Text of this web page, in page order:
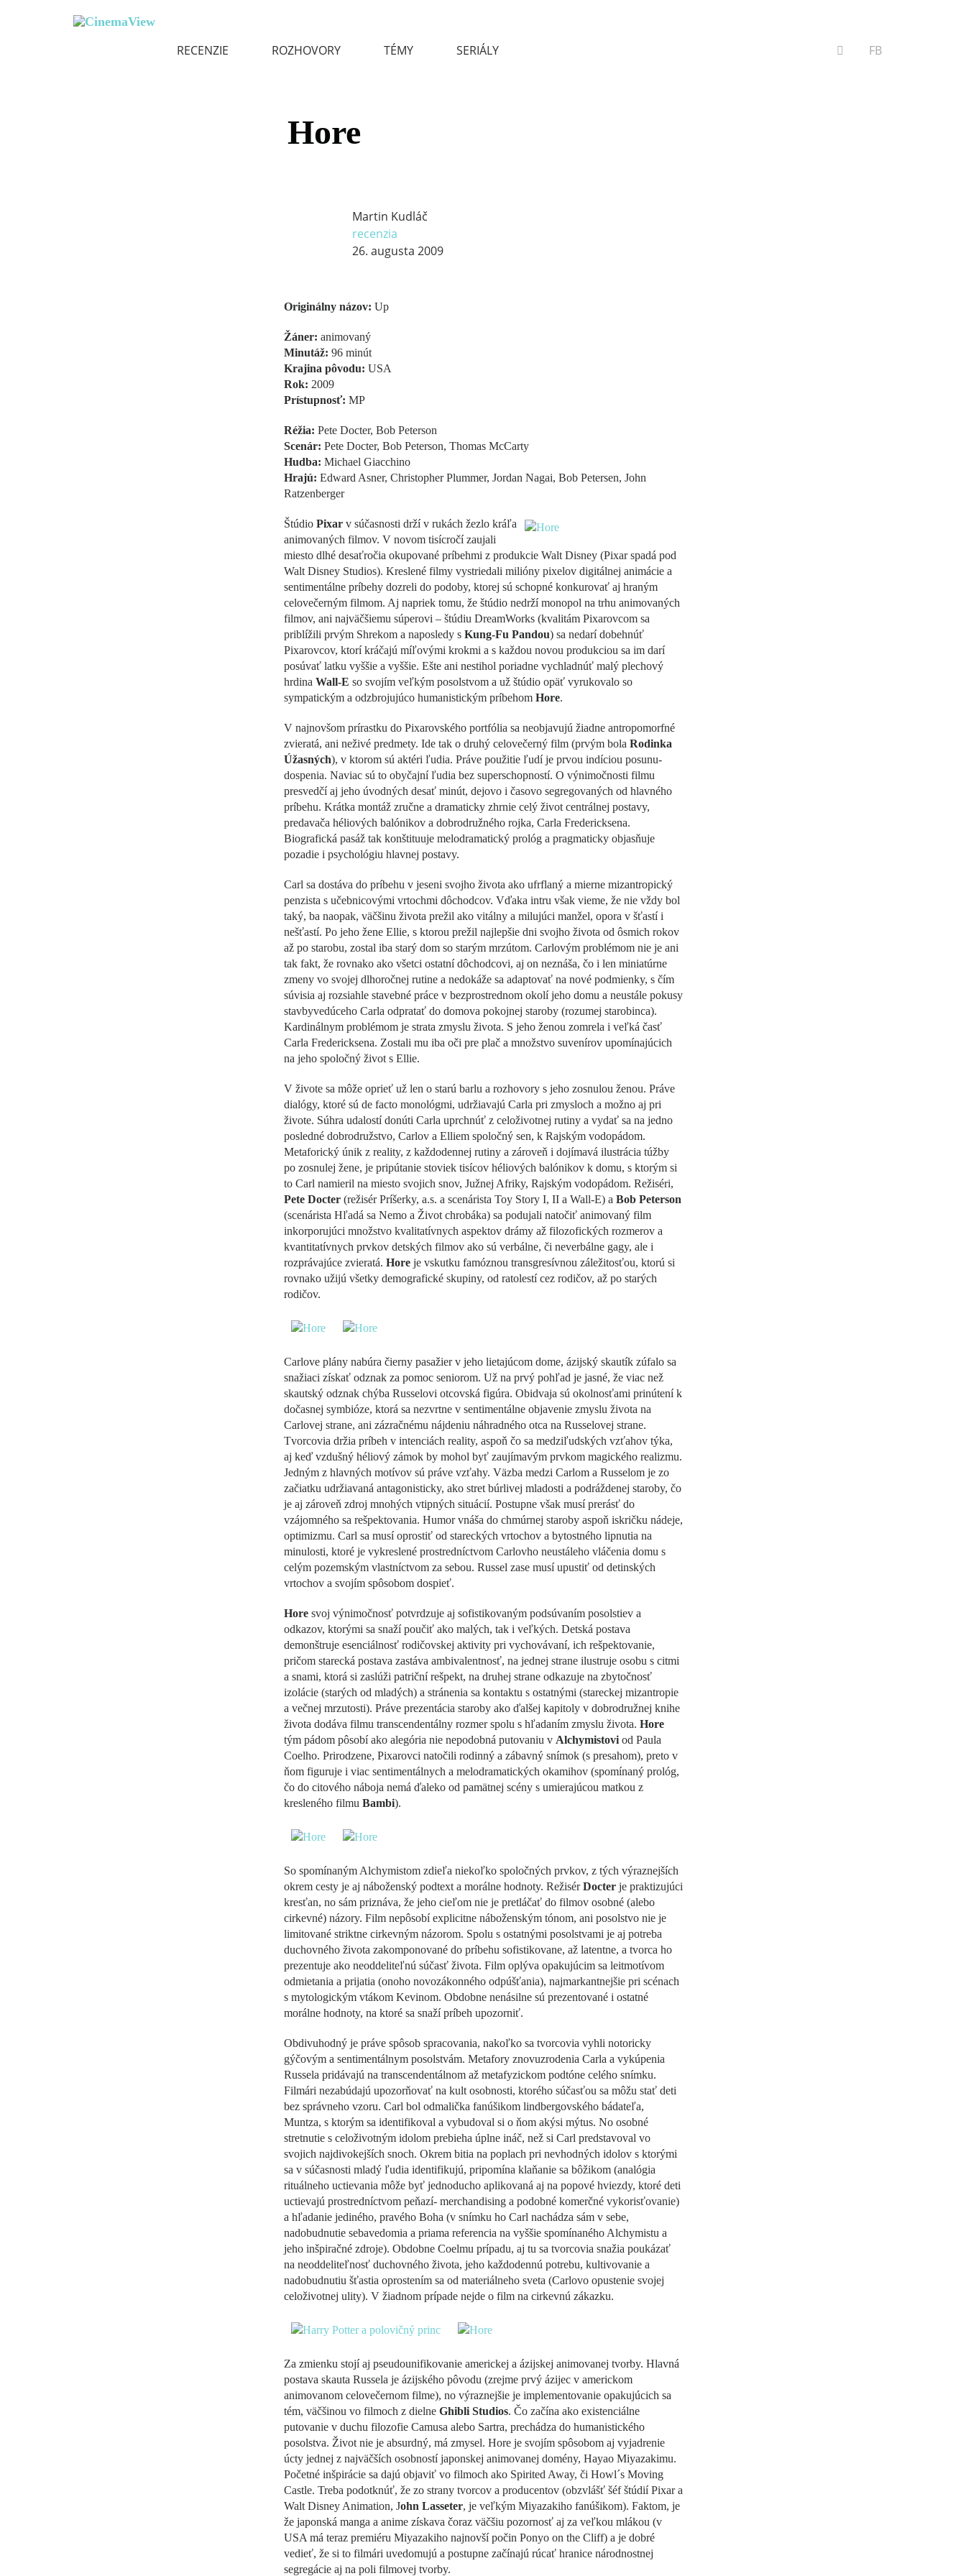
RECENZIE ROZHOVORY TÉMY SERIÁLY VYHĽADÁVANIE
FB
Hore
Martin Kudláč
recenzia
26. augusta 2009
Originálny názov: Up
Žáner: animovaný
Minutáž: 96 minút
Krajina pôvodu: USA
Rok: 2009
Prístupnosť: MP
Réžia: Pete Docter, Bob Peterson
Scenár: Pete Docter, Bob Peterson, Thomas McCarty
Hudba: Michael Giacchino
Hrajú: Edward Asner, Christopher Plummer, Jordan Nagai, Bob Petersen, John
Ratzenberger
Štúdio Pixarv súčasnosti drží v rukách žezlo kráľa
animovaných filmov. V novom tisícročí zaujali
miesto dlhé desaťročia okupované príbehmi z produkcie Walt Disney (Pixar spadá pod
Walt Disney Studios). Kreslené filmy vystriedali milióny pixelov digitálnej animácie a
sentimentálne príbehy dozreli do podoby, ktorej sú schopné konkurovať aj hraným
celovečerným filmom. Aj napriek tomu, že štúdio nedrží monopol na trhu animovaných
filmov, ani najväčšiemu súperovi – štúdiu DreamWorks (kvalitám Pixarovcom sa
priblížili prvým Shrekom a naposledy s Kung-Fu Pandou) sa nedarí dobehnúť
Pixarovcov, ktorí kráčajú míľovými krokmi a s každou novou produkciou sa im darí
posúvať latku vyššie a vyššie. Ešte ani nestihol poriadne vychladnúť malý plechový
hrdina Wall-E so svojím veľkým posolstvom a už štúdio opäť vyrukovalo so
sympatickým a odzbrojujúco humanistickým príbehom Hore.
V najnovšom prírastku do Pixarovského portfólia sa neobjavujú žiadne antropomorfné
zvieratá, ani neživé predmety. Ide tak o druhý celovečerný film (prvým bola Rodinka
Úžasných), v ktorom sú aktéri ľudia. Práve použitie ľudí je prvou indíciou posunu-
dospenia. Naviac sú to obyčajní ľudia bez superschopností. O výnimočnosti filmu
presvedčí aj jeho úvodných desať minút, dejovo i časovo segregovaných od hlavného
príbehu. Krátka montáž zručne a dramaticky zhrnie celý život centrálnej postavy,
predavača héliových balónikov a dobrodružného rojka, Carla Fredericksena.
Biografická pasáž tak konštituuje melodramatický prológ a pragmaticky objasňuje
pozadie i psychológiu hlavnej postavy.
Carl sa dostáva do príbehu v jeseni svojho života ako ufrflaný a mierne mizantropický
penzista s učebnicovými vrtochmi dôchodcov. Vďaka intru však vieme, že nie vždy bol
taký, ba naopak, väčšinu života prežil ako vitálny a milujúci manžel, opora v šťastí i
nešťastí. Po jeho žene Ellie, s ktorou prežil najlepšie dni svojho života od ôsmich rokov
až po starobu, zostal iba starý dom so starým mrzútom. Carlovým problémom nie je ani
tak fakt, že rovnako ako všetci ostatní dôchodcovi, aj on neznáša, čo i len miniatúrne
zmeny vo svojej dlhoročnej rutine a nedokáže sa adaptovať na nové podmienky, s čím
súvisia aj rozsiahle stavebné práce v bezprostrednom okolí jeho domu a neustále pokusy
stavbyvedúceho Carla odpratať do domova pokojnej staroby (rozumej starobinca).
Kardinálnym problémom je strata zmyslu života. S jeho ženou zomrela i veľká časť
Carla Fredericksena. Zostali mu iba oči pre plač a množstvo suvenírov upomínajúcich
na jeho spoločný život s Ellie.
V živote sa môže oprieť už len o starú barlu a rozhovory s jeho zosnulou ženou. Práve
dialógy, ktoré sú de facto monológmi, udržiavajú Carla pri zmysloch a možno aj pri
živote. Súhra udalostí donúti Carla uprchnúť z celoživotnej rutiny a vydať sa na jedno
posledné dobrodružstvo, Carlov a Elliem spoločný sen, k Rajským vodopádom.
Metaforický únik z reality, z každodennej rutiny a zároveň i dojímavá ilustrácia túžby
po zosnulej žene, je pripútanie stoviek tisícov héliových balónikov k domu, s ktorým si
to Carl namieril na miesto svojich snov, Južnej Afriky, Rajským vodopádom. Režiséri,
Pete Docter(režisér Príšerky, a.s. a scenárista Toy Story I, II a Wall-E) a Bob Peterson
(scenárista Hľadá sa Nemo a Život chrobáka) sa podujali natočiť animovaný film
inkorporujúci množstvo kvalitatívnych aspektov drámy až filozofických rozmerov a
kvantitatívnych prvkov detských filmov ako sú verbálne, či neverbálne gagy, ale i
rozprávajúce zvieratá. Horeje vskutku famóznou transgresívnou záležitosťou, ktorú si
rovnako užijú všetky demografické skupiny, od ratolestí cez rodičov, až po starých
rodičov.
Carlove plány nabúra čierny pasažier v jeho lietajúcom dome, ázijský skautík zúfalo sa
snažiaci získať odznak za pomoc seniorom. Už na prvý pohľad je jasné, že viac než
skautský odznak chýba Russelovi otcovská figúra. Obidvaja sú okolnosťami prinútení k
dočasnej symbióze, ktorá sa nezvrtne v sentimentálne objavenie zmyslu života na
Carlovej strane, ani zázračnému nájdeniu náhradného otca na Russelovej strane.
Tvorcovia držia príbeh v intenciách reality, aspoň čo sa medziľudských vzťahov týka,
aj keď vzdušný héliový zámok by mohol byť zaujímavým prvkom magického realizmu.
Jedným z hlavných motívov sú práve vzťahy. Väzba medzi Carlom a Russelom je zo
začiatku udržiavaná antagonisticky, ako stret búrlivej mladosti a podráždenej staroby, čo
je aj zároveň zdroj mnohých vtipných situácií. Postupne však musí prerásť do
vzájomného sa rešpektovania. Humor vnáša do chmúrnej staroby aspoň iskričku nádeje,
optimizmu. Carl sa musí oprostiť od stareckých vrtochov a bytostného lipnutia na
minulosti, ktoré je vykreslené prostredníctvom Carlovho neustáleho vláčenia domu s
celým pozemským vlastníctvom za sebou. Russel zase musí upustiť od detinských
vrtochov a svojím spôsobom dospieť.
Horesvoj výnimočnosť potvrdzuje aj sofistikovaným podsúvaním posolstiev a
odkazov, ktorými sa snaží poučiť ako malých, tak i veľkých. Detská postava
demonštruje esenciálnosť rodičovskej aktivity pri vychovávaní, ich rešpektovanie,
pričom starecká postava zastáva ambivalentnosť, na jednej strane ilustruje osobu s citmi
a snami, ktorá si zaslúži patriční rešpekt, na druhej strane odkazuje na zbytočnosť
izolácie (starých od mladých) a stránenia sa kontaktu s ostatnými (stareckej mizantropie
a večnej mrzutosti). Práve prezentácia staroby ako ďalšej kapitoly v dobrodružnej knihe
života dodáva filmu transcendentálny rozmer spolu s hľadaním zmyslu života. Hore
tým pádom pôsobí ako alegória nie nepodobná putovaniu v Alchymistoviod Paula
Coelho. Prirodzene, Pixarovci natočili rodinný a zábavný snímok (s presahom), preto v
ňom figuruje i viac sentimentálnych a melodramatických okamihov (spomínaný prológ,
čo do citového náboja nemá ďaleko od pamätnej scény s umierajúcou matkou z
kresleného filmu Bambi).
So spomínaným Alchymistom zdieľa niekoľko spoločných prvkov, z tých výraznejších
okrem cesty je aj náboženský podtext a morálne hodnoty. RežisérDocterje praktizujúci
kresťan, no sám priznáva, že jeho cieľom nie je pretláčať do filmov osobné (alebo
cirkevné) názory. Film nepôsobí explicitne náboženským tónom, ani posolstvo nie je
limitované striktne cirkevným názorom. Spolu s ostatnými posolstvami je aj potreba
duchovného života zakomponované do príbehu sofistikovane, až latentne, a tvorca ho
prezentuje ako neoddeliteľnú súčasť života. Film oplýva opakujúcim sa leitmotívom
odmietania a prijatia (onoho novozákonného odpúšťania), najmarkantnejšie pri scénach
s mytologickým vtákom Kevinom. Obdobne nenásilne sú prezentované i ostatné
morálne hodnoty, na ktoré sa snaží príbeh upozorniť.
Obdivuhodný je práve spôsob spracovania, nakoľko sa tvorcovia vyhli notoricky
gýčovým a sentimentálnym posolstvám. Metafory znovuzrodenia Carla a vykúpenia
Russela pridávajú na transcendentálnom až metafyzickom podtóne celého snímku.
Filmári nezabúdajú upozorňovať na kult osobnosti, ktorého súčasťou sa môžu stať deti
bez správneho vzoru. Carl bol odmalička fanúšikom lindbergovského bádateľa,
Muntza, s ktorým sa identifikoval a vybudoval si o ňom akýsi mýtus. No osobné
stretnutie s celoživotným idolom prebieha úplne ináč, než si Carl predstavoval vo
svojich najdivokejších snoch. Okrem bitia na poplach pri nevhodných idolov s ktorými
sa v súčasnosti mladý ľudia identifikujú, pripomína klaňanie sa bôžikom (analógia
rituálneho uctievania môže byť jednoducho aplikovaná aj na popové hviezdy, ktoré deti
uctievajú prostredníctvom peňazí- merchandising a podobné komerčné vykorisťovanie)
a hľadanie jediného, pravého Boha (v snímku ho Carl nachádza sám v sebe,
nadobudnutie sebavedomia a priama referencia na vyššie spomínaného Alchymistu a
jeho inšpiračné zdroje). Obdobne Coelmu prípadu, aj tu sa tvorcovia snažia poukázať
na neoddeliteľnosť duchovného života, jeho každodennú potrebu, kultivovanie a
nadobudnutiu šťastia oprostením sa od materiálneho sveta (Carlovo opustenie svojej
celoživotnej ulity). V žiadnom prípade nejde o film na cirkevnú zákazku.
Za zmienku stojí aj pseudounifikovanie americkej a ázijskej animovanej tvorby. Hlavná
postava skauta Russela je ázijského pôvodu (zrejme prvý ázijec v americkom
animovanom celovečernom filme), no výraznejšie je implementovanie opakujúcich sa
tém, väčšinou vo filmoch z dielne Ghibli Studios. Čo začína ako existenciálne
putovanie v duchu filozofie Camusa alebo Sartra, prechádza do humanistického
posolstva. Život nie je absurdný, má zmysel. Hore je svojím spôsobom aj vyjadrenie
úcty jednej z najväčších osobností japonskej animovanej domény, Hayao Miyazakimu.
Početné inšpirácie sa dajú objaviť vo filmoch ako Spirited Away, či Howl´s Moving
Castle. Treba podotknúť, že zo strany tvorcov a producentov (obzvlášť šéf štúdií Pixar a
Walt Disney Animation, John Lasseter, je veľkým Miyazakiho fanúšikom). Faktom, je
že japonská manga a anime získava čoraz väčšiu pozornosť aj za veľkou mlákou (v
USA má teraz premiéru Miyazakiho najnovší počin Ponyo on the Cliff) a je dobré
vedieť, že si to filmári uvedomujú a postupne začínajú rúcať hranice národnostnej
segregácie aj na poli filmovej tvorby.